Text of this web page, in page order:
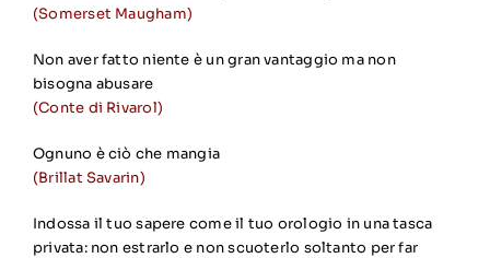
(Somerset Maugham)
Non aver fatto niente è un gran vantaggio ma non
bisogna abusare
(Conte di Rivarol)
Ognuno è ciò che mangia
(Brillat Savarin)
Indossa il tuo sapere come il tuo orologio in una tasca
privata: non estrarlo e non scuoterlo soltanto per far